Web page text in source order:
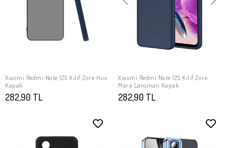
SEPETE EKLE
Xiaomi Redmi Note 12S Kılıf Zore Hux
Kapak
282,90 TL
SEPETE EKLE
Xiaomi Redmi Note 12S Kılıf Zore
Mara Lansman Kapak
282,90 TL